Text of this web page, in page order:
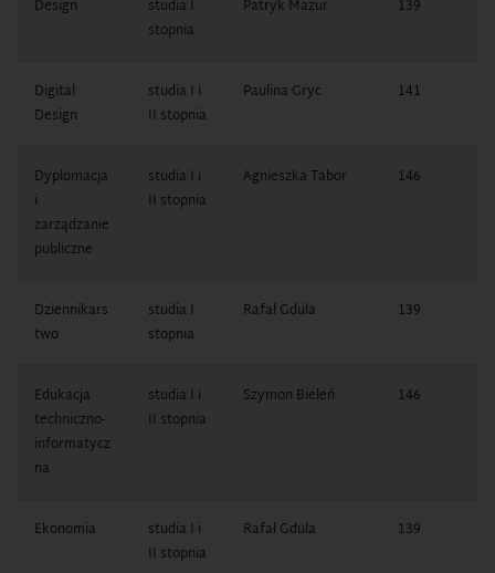
Design
studia I
stopnia
Patryk Mazur 139
Digital
Design
studia I i
II stopnia
Paulina Gryc 141
Dyplomacja
i
zarządzanie
publiczne
studia I i
II stopnia
Agnieszka Tabor 146
Dziennikars
two
studia I
stopnia
Rafał Gdula 139
Edukacja
techniczno-
informatycz
na
studia I i
II stopnia
Szymon Bieleń 146
Ekonomia
studia I i
II stopnia
Rafał Gdula 139